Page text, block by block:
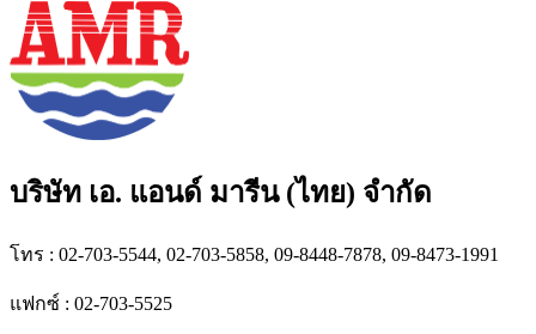
บริษัท เอ. แอนด์ มารีน (ไทย) จำกัด
โทร : 02-703-5544, 02-703-5858, 09-8448-7878, 09-8473-1991
แฟกซ์ : 02-703-5525